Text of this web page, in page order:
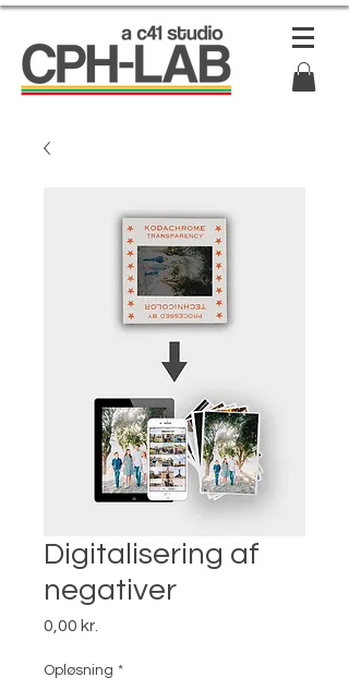
Digitalisering af
negativer
0,00 kr.
Opløsning *